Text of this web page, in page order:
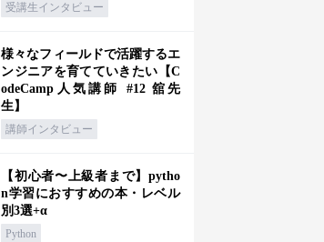
受講生インタビュー
様々なフィールドで活躍するエ
ンジニアを育てていきたい【C
odeCamp人気講師 #12 舘先
生】
講師インタビュー
【初心者〜上級者まで】pytho
n学習におすすめの本・レベル
別3選+α
Python